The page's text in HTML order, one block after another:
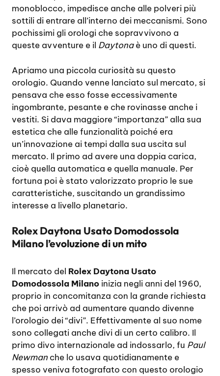
monoblocco, impedisce anche alle polveri più
sottili di entrare all’interno dei meccanismi. Sono
pochissimi gli orologi che sopravvivono a
queste avventure e il Daytonaè uno di questi.
Apriamo una piccola curiosità su questo
orologio. Quando venne lanciato sul mercato, si
pensava che esso fosse eccessivamente
ingombrante, pesante e che rovinasse anche i
vestiti. Si dava maggiore “importanza” alla sua
estetica che alle funzionalità poiché era
un’innovazione ai tempi dalla sua uscita sul
mercato. Il primo ad avere una doppia carica,
cioè quella automatica e quella manuale. Per
fortuna poi è stato valorizzato proprio le sue
caratteristiche, suscitando un grandissimo
interesse a livello planetario.
Rolex Daytona Usato Domodossola
Milano l’evoluzione di un mito
Il mercato del Rolex Daytona Usato
Domodossola Milano inizia negli anni del 1960,
proprio in concomitanza con la grande richiesta
che poi arrivò ad aumentare quando divenne
l’orologio dei “divi”. Effettivamente al suo nome
sono collegati anche divi di un certo calibro. Il
primo divo internazionale ad indossarlo, fu Paul
Newman che lo usava quotidianamente e
spesso veniva fotografato con questo orologio